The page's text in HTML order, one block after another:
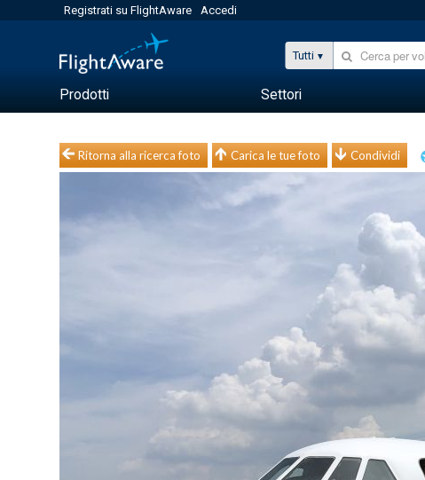
Registrati su FlightAware Accedi
Tutti
Prodotti Settori
Ritorna alla ricerca foto Carica le tue foto Condividi